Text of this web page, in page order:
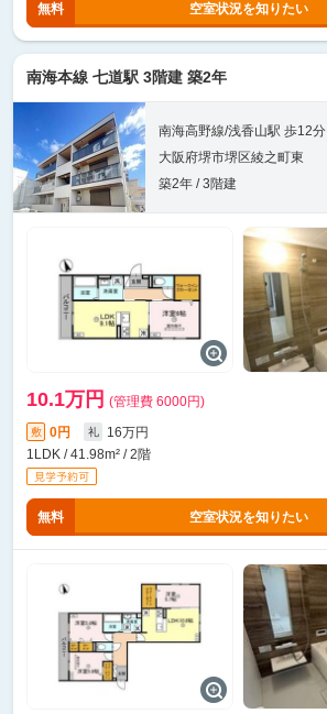
無料 空室状況を知りたい
南海本線 七道駅 3階建 築2年
南海高野線/浅香山駅 歩12分
大阪府堺市堺区綾之町東
築2年 / 3階建
10.1万円 (管理費 6000円)
敷 0円 礼
16万円
1LDK / 41.98m² / 2階
無料 空室状況を知りたい